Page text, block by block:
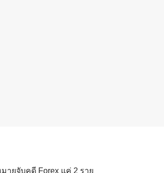
ายจับคดี Forex แค่ 2 ราย